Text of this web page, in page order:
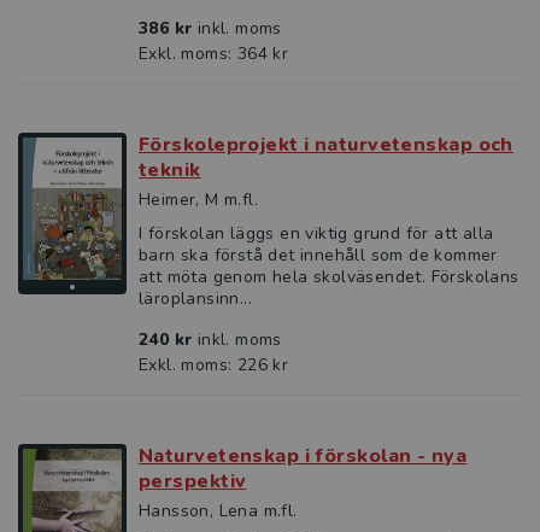
386 kr inkl. moms
Exkl. moms: 364 kr
Förskoleprojekt i naturvetenskap och
teknik
Heimer, M m.fl.
I förskolan läggs en viktig grund för att alla
barn ska förstå det innehåll som de kommer
att möta genom hela skolväsendet. Förskolans
läroplansinn...
240 kr inkl. moms
Exkl. moms: 226 kr
Naturvetenskap i förskolan - nya
perspektiv
Hansson, Lena m.fl.